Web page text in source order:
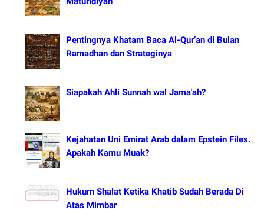
Pentingnya Khatam Baca Al-Qur’an di Bulan
Ramadhan dan Strateginya
Siapakah Ahli Sunnah wal Jama'ah?
Kejahatan Uni Emirat Arab dalam Epstein Files.
Apakah Kamu Muak?
Hukum Shalat Ketika Khatib Sudah Berada Di
Atas Mimbar